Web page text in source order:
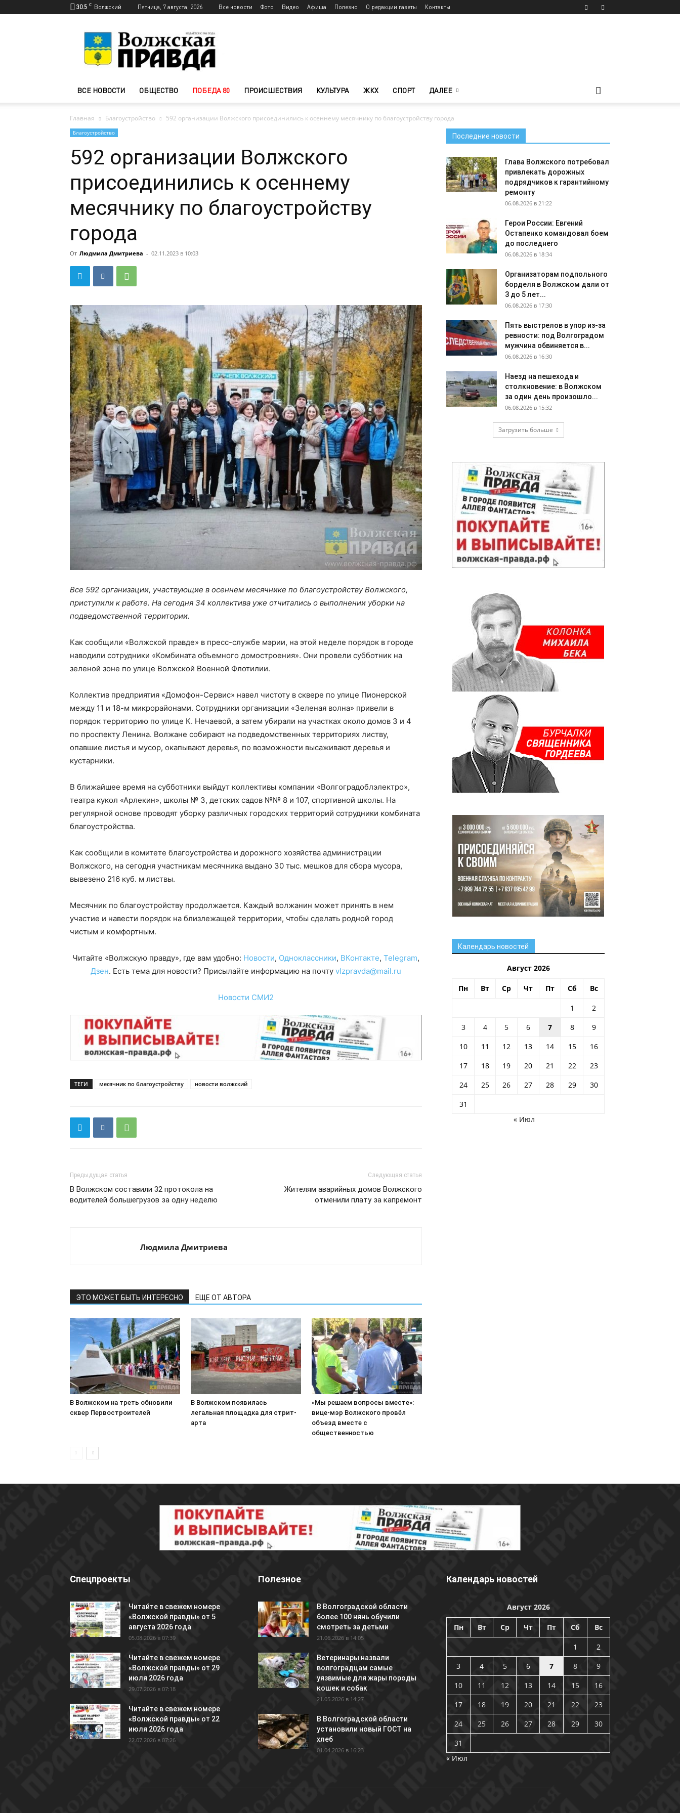
30.5 C Волжский Пятница, 7 августа, 2026 Все новости Фото Видео Афиша Полезно О редакции газеты Контакты
Волжского
—
Волжская
ВСЕ НОВОСТИ ОБЩЕСТВО ПОБЕДА 80 ПРОИСШЕСТВИЯ КУЛЬТУРА ЖКХ СПОРТ ДАЛЕЕ
Главная Благоустройство 592 организации Волжского присоединились к осеннему месячнику по благоустройству города
Благоустройство
592 организации Волжского
присоединились к осеннему
месячнику по благоустройству
города
От Людмила Дмитриева - 02.11.2023 в 10:03
Все 592 организации, участвующие в осеннем месячнике по благоустройству Волжского,
приступили к работе. На сегодня 34 коллектива уже отчитались о выполнении уборки на
подведомственной территории.
Как сообщили «Волжской правде» в пресс-службе мэрии, на этой неделе порядок в городе
наводили сотрудники «Комбината объемного домостроения». Они провели субботник на
зеленой зоне по улице Волжской Военной Флотилии.
Коллектив предприятия «Домофон-Сервис» навел чистоту в сквере по улице Пионерской
между 11 и 18-м микрорайонами. Сотрудники организации «Зеленая волна» привели в
порядок территорию по улице К. Нечаевой, а затем убирали на участках около домов 3 и 4
по проспекту Ленина. Волжане собирают на подведомственных территориях листву,
опавшие листья и мусор, окапывают деревья, по возможности высаживают деревья и
кустарники.
В ближайшее время на субботники выйдут коллективы компании «Волгоградоблэлектро»,
театра кукол «Арлекин», школы № 3, детских садов №№ 8 и 107, спортивной школы. На
регулярной основе проводят уборку различных городских территорий сотрудники комбината
благоустройства.
Как сообщили в комитете благоустройства и дорожного хозяйства администрации
Волжского, на сегодня участникам месячника выдано 30 тыс. мешков для сбора мусора,
вывезено 216 куб. м листвы.
Месячник по благоустройству продолжается. Каждый волжанин может принять в нем
участие и навести порядок на близлежащей территории, чтобы сделать родной город
чистым и комфортным.
Читайте «Волжскую правду», где вам удобно: Новости, Одноклассники, ВКонтакте, Telegram,
Дзен. Есть тема для новости? Присылайте информацию на почту vlzpravda@mail.ru
Новости СМИ2
ТЕГИ месячник по благоустройству новости волжский
Предыдущая статья
В Волжском составили 32 протокола на
водителей большегрузов за одну неделю
Следующая статья
Жителям аварийных домов Волжского
отменили плату за капремонт
Людмила Дмитриева
ЭТО МОЖЕТ БЫТЬ ИНТЕРЕСНО ЕЩЕ ОТ АВТОРА
В Волжском на треть обновили
сквер Первостроителей
В Волжском появилась
легальная площадка для стрит-
арта
«Мы решаем вопросы вместе»:
вице-мэр Волжского провёл
объезд вместе с
общественностью
Последние новости
Глава Волжского потребовал
привлекать дорожных
подрядчиков к гарантийному
ремонту
06.08.2026 в 21:22
Герои России: Евгений
Остапенко командовал боем
до последнего
06.08.2026 в 18:34
Организаторам подпольного
борделя в Волжском дали от
3 до 5 лет...
06.08.2026 в 17:30
Пять выстрелов в упор из-за
ревности: под Волгоградом
мужчина обвиняется в...
06.08.2026 в 16:30
Наезд на пешехода и
столкновение: в Волжском
за один день произошло...
06.08.2026 в 15:32
Загрузить больше
Календарь новостей
Август 2026
Пн Вт Ср Чт Пт Сб Вс
1
2
3
4 5 6 7 8
9
10
11 12 13 14 15
16
17
18 19 20 21 22
23
24
25 26 27 28 29
30
31
« Июл
Спецпроекты
Читайте в свежем номере
«Волжской правды» от 5
августа 2026 года
05.08.2026 в 07:39
Читайте в свежем номере
«Волжской правды» от 29
июля 2026 года
29.07.2026 в 07:18
Читайте в свежем номере
«Волжской правды» от 22
июля 2026 года
22.07.2026 в 07:26
Полезное
В Волгоградской области
более 100 нянь обучили
смотреть за детьми
21.06.2026 в 14:05
Ветеринары назвали
волгоградцам самые
уязвимые для жары породы
кошек и собак
21.05.2026 в 14:27
В Волгоградской области
установили новый ГОСТ на
хлеб
01.04.2026 в 16:23
Календарь новостей
Август 2026
Пн Вт Ср Чт Пт Сб Вс
1
2
3
4 5 6 7 8
9
10
11 12 13 14 15
16
17
18 19 20 21 22
23
24
25 26 27 28 29
30
31
« Июл